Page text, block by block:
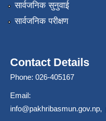
सार्वजनिक सुनुवाई
सार्वजनिक परीक्षण
Contact Details
Phone: 026-405167
Email:
info@pakhribasmun.gov.np,